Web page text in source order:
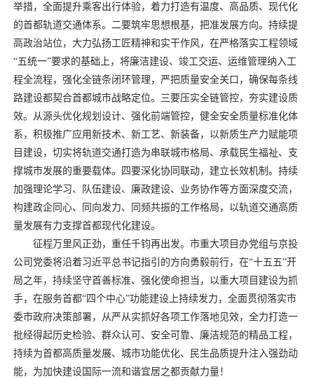
举措，全面提升乘客出行体验，着力打造有温度、高品质、现代化
的首都轨道交通体系。二要筑牢思想根基，把准发展方向。持续提
高政治站位，大力弘扬工匠精神和实干作风，在严格落实工程领域
“五统一”要求的基础上，将廉洁建设、竣工交运、运维管理纳入工
程全流程，强化全链条闭环管理，严把质量安全关口，确保每条线
路建设都契合首都城市战略定位。三要压实全链管控，夯实建设质
效。从源头优化规划设计、强化前端管控，健全安全质量标准化体
系，积极推广应用新技术、新工艺、新装备，以新质生产力赋能项
目建设，切实将轨道交通打造为串联城市格局、承载民生福祉、支
撑城市发展的重要载体。四要深化协同联动，建立长效机制。持续
加强理论学习、队伍建设、廉政建设、业务协作等方面深度交流，
构建政企同心、同向发力、同频共振的工作格局，以轨道交通高质
量发展有力支撑首都现代化建设。
征程万里风正劲，重任千钧再出发。市重大项目办党组与京投
公司党委将沿着习近平总书记指引的方向勇毅前行，在“十五五”开
局之年，持续坚守首善标准、强化使命担当，以重大项目建设为抓
手，在服务首都“四个中心”功能建设上持续发力，全面贯彻落实市
委市政府决策部署，从严从实抓好各项工作落地见效，全力打造一
批经得起历史检验、群众认可、安全可靠、廉洁规范的精品工程，
持续为首都高质量发展、城市功能优化、民生品质提升注入强劲动
能，为加快建设国际一流和谐宜居之都贡献力量！